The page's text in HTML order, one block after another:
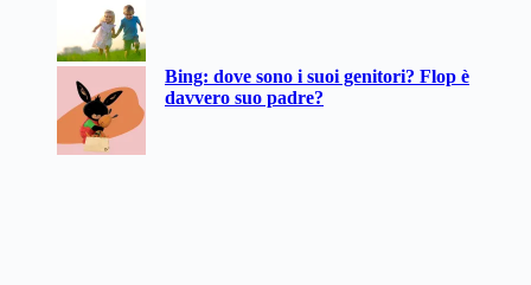
Bing: dove sono i suoi genitori? Flop è
davvero suo padre?